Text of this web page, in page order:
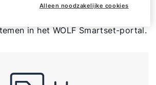
ErP systeemlabel bij de hand.
in het WOLF Smartset-portal.
Alleen noodzakelijke cookies